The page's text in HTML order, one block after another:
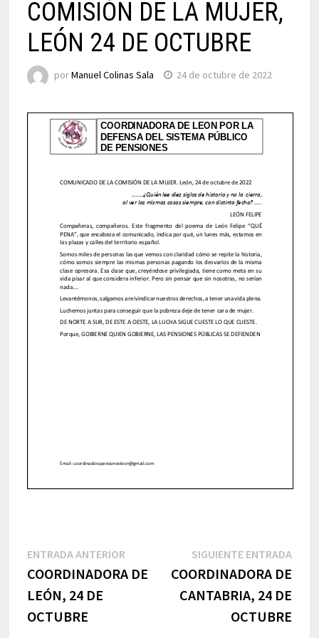
COMISIÓN DE LA MUJER,
LEÓN 24 DE OCTUBRE
porManuel Colinas Sala 24 de octubre de 2022
Navegación
de
entradas
ENTRADA ANTERIOREntrada
anterior:
COORDINADORA DE
LEÓN, 24 DE
OCTUBRE
SIGUIENTE ENTRADA
COORDINADORA DE
CANTABRIA, 24 DE
OCTUBRE